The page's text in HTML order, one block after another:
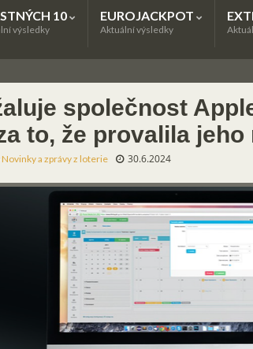
10
výsledky
EUROJACKPOT
Aktuální výsledky
společnost
to, že provalila jeho
Novinky a zprávy z loterie 30.6.2024